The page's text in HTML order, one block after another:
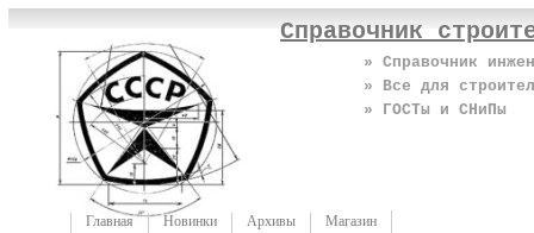
Справочник
» Справочник
» Все для
» ГОСТы и СНиПы
Главная Новинки Архивы Магазин